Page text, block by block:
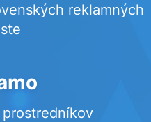
reklamných